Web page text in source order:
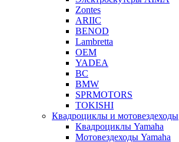
Zontes
ARIIC
BENOD
Lambretta
OEM
YADEA
BC
BMW
SPRMOTORS
TOKISHI
Квадроциклы и мотовездеходы
Квадроциклы Yamaha
Мотовездеходы Yamaha